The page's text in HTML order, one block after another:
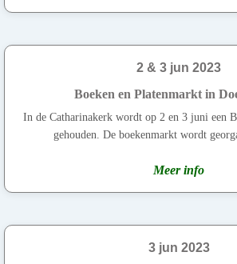
2 & 3 jun 2023
Boeken en Platenmarkt in
In de Catharinakerk wordt op 2 en 3 juni een
gehouden. De boekenmarkt wordt
Meer info
3 jun 2023